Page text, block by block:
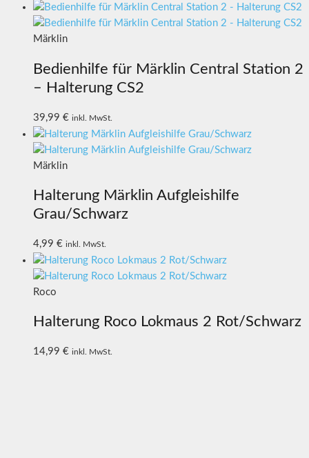
Märklin
Bedienhilfe für Märklin Central Station 2
– Halterung CS2
39,99 € inkl. MwSt.
Märklin
Halterung Märklin Aufgleishilfe
Grau/Schwarz
4,99 € inkl. MwSt.
Roco
Halterung Roco Lokmaus 2 Rot/Schwarz
14,99 € inkl. MwSt.